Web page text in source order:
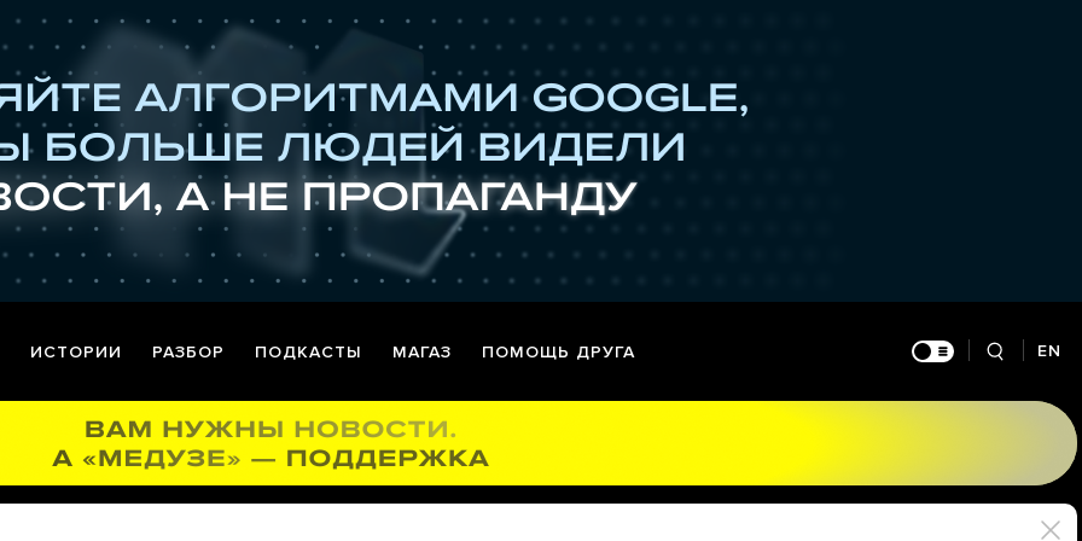
ИСТОРИИ РАЗБОР ПОДКАСТЫ МАГАЗ ПОМОЩЬ ДРУГА EN